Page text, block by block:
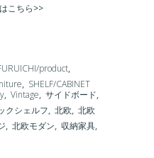
こちら>>
product,
, SHELF/CABINET
, Vintage, サイドボード,
クシェルフ, 北欧, 北欧
, 北欧モダン, 収納家具,